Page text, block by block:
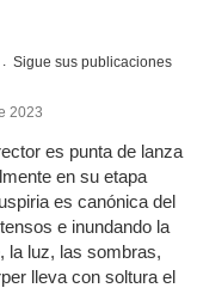
Sigue sus publicaciones
2023
es punta de lanza
en su etapa
es canónica del
e inundando la
la luz, las sombras,
lleva con soltura el